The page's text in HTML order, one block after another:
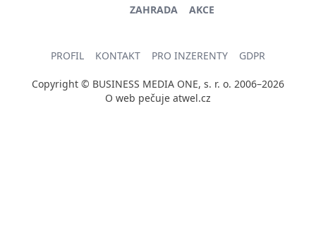
ZAHRADA
AKCE
PROFIL KONTAKT PRO INZERENTY GDPR
Copyright © BUSINESS MEDIA ONE, s. r. o. 2006–2026